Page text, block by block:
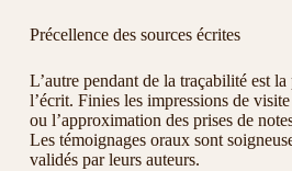
Précellence des sources écrites
L’autre pendant de la traçabilité est
l’écrit. Finies les impressions de
ou l’approximation des prises de
Les témoignages oraux sont
validés par leurs auteurs.